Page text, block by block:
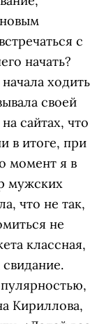
с
начать?
ходить
своей
сайтах, что
в итоге, при
момент я в
мужских
что не так,
не
классная,
Кириллова,